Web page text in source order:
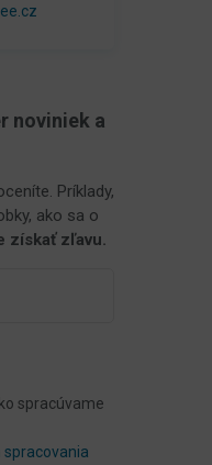
noviniek a
Príklady,
ako sa o
získať zľavu.
spracúvame
spracovania